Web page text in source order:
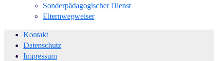
Sonderpädagogischer Dienst
Elternwegweiser
Kontakt
Datenschutz
Impressum